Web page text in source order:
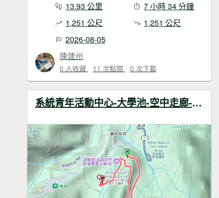
13.93 公里
7 小時 34 分鐘
1,251 公尺
1,251 公尺
2026-08-05
陳建州
0 人收藏 11 次點閱 0 次下載
系統青年活動中心-大學池-空中走廊-觀景步道